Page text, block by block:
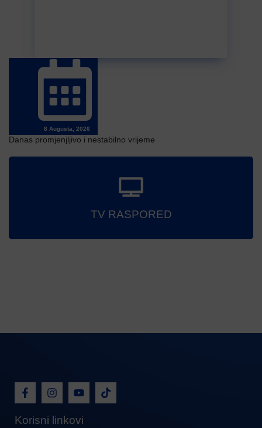
8 Augusta, 2026
Danas promjenjljivo i nestabilno vrijeme
TV RASPORED
Korisni linkovi